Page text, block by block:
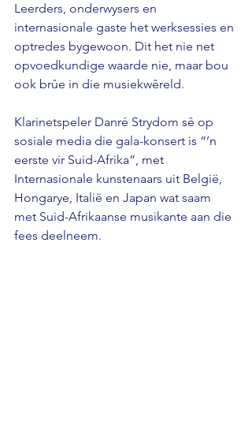
Leerders, onderwysers en
internasionale gaste het werksessies en
optredes bygewoon. Dit het nie net
opvoedkundige waarde nie, maar bou
ook brûe in die musiekwêreld.
Klarinetspeler Danré Strydom sê op
sosiale media die gala-konsert is “’n
eerste vir Suid-Afrika”, met
Internasionale kunstenaars uit België,
Hongarye, Italië en Japan wat saam
met Suid-Afrikaanse musikante aan die
fees deelneem.